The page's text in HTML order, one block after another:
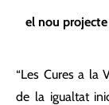
el nou
“Les Cures a la
de la igualtat